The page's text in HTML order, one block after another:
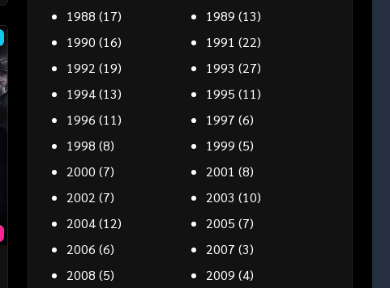
1988 (17) 1989 (13)
1990 (16) 1991 (22)
1992 (19) 1993 (27)
1994(13) 1995 (11)
1996 (11) 1997 (6)
1998 (8) 1999 (5)
2000 (7) 2001 (8)
2002 (7) 2003 (10)
2004(12) 2005 (7)
2006 (6) 2007 (3)
2008 (5) 2009 (4)